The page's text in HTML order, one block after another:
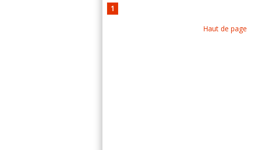
1
Haut de page